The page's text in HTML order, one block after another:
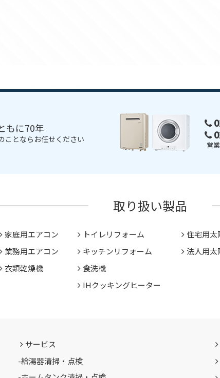
もに70年
ことならお任せください
営
取り扱い製品
家庭用エアコン
業務用エアコン
衣類乾燥機
トイレリフォーム
キッチンリフォーム
食洗機
IHクッキングヒーター
住宅用太
法人用太
サービス
-給湯器清掃・点検